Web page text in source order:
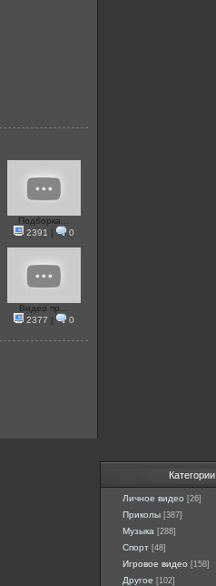
Подборка...
2391 | 0
Видео пр...
2377 | 0
Категории
Личное видео [26]
Приколы [387]
Музыка [288]
Спорт [48]
Игровое видео [158]
Другое [102]